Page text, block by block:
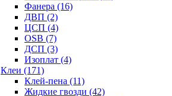
Фанера (16)
ДВП (2)
ЦСП (4)
OSB (7)
ДСП (3)
Изоплат (4)
Клеи (171)
Клей-пена (11)
Жидкие гвозди (42)